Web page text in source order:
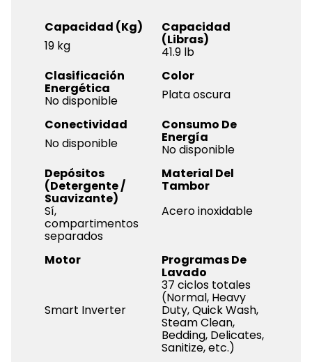
Capacidad (Kg)
19 kg
Capacidad
(Libras)
41.9 lb
Clasificación
Energética
No disponible
Color
Plata oscura
Conectividad
No disponible
Consumo De
Energía
No disponible
Depósitos
(Detergente /
Suavizante)
Sí,
compartimentos
separados
Material Del
Tambor
Acero inoxidable
Motor
Smart Inverter
Programas De
Lavado
37 ciclos totales
(Normal, Heavy
Duty, Quick Wash,
Steam Clean,
Bedding, Delicates,
Sanitize, etc.)